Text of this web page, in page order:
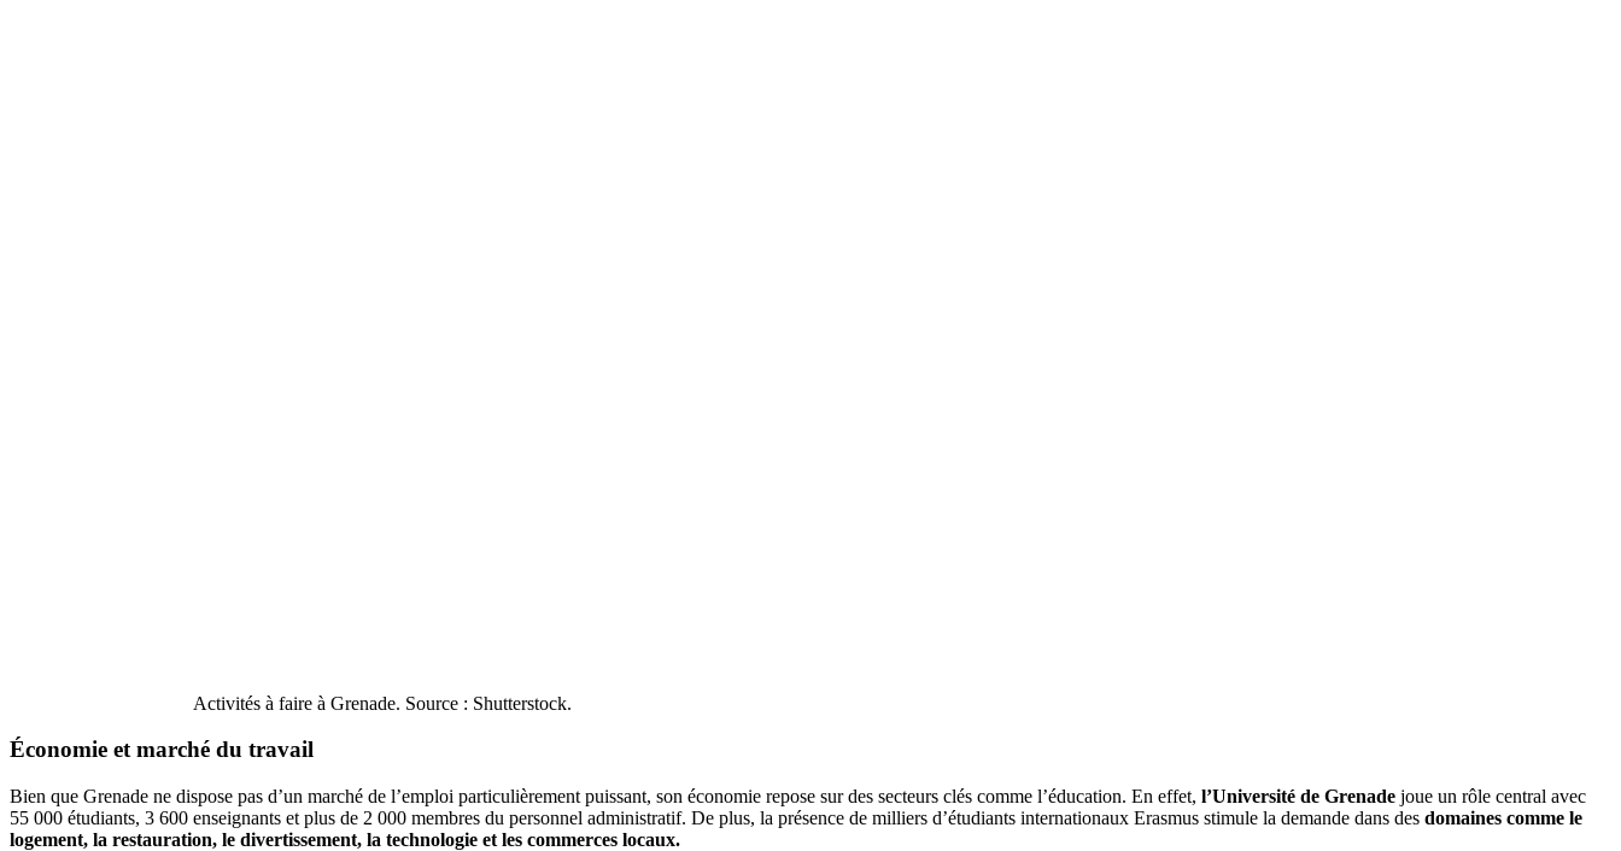
Activités à faire à Grenade. Source : Shutterstock.
Économie et marché du travail
Bien que Grenade ne dispose pas d’un marché de l’emploi particulièrement puissant, son économie repose sur des secteurs clés comme l’éducation. En effet, l’Université de Grenade joue un rôle central avec
55 000 étudiants, 3 600 enseignants et plus de 2 000 membres du personnel administratif. De plus, la présence de milliers d’étudiants internationaux Erasmus stimule la demande dans des domaines comme le
logement, la restauration, le divertissement, la technologie et les commerces locaux.